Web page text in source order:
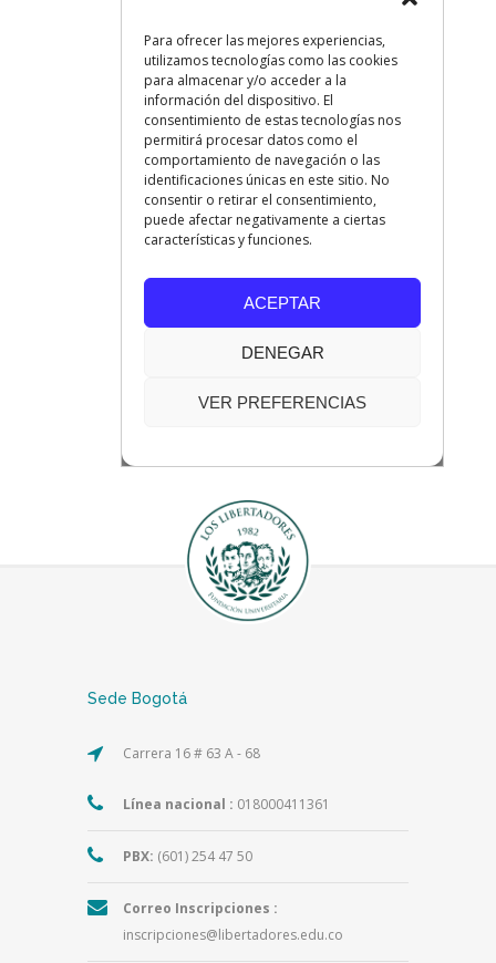
Sede Bogotá
Carrera 16 # 63 A - 68
Línea nacional : 018000411361
PBX: (601) 254 47 50
Correo Inscripciones :
inscripciones@libertadores.edu.co